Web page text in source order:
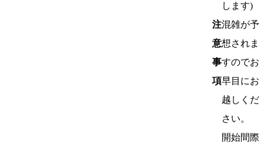
します)
注
意
事
項
混雑が予
想されま
すのでお
早目にお
越しくだ
さい。
開始間際